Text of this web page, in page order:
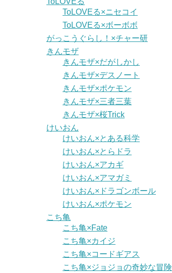
ToLOVEる×ニセコイ
ToLOVEる×ボーボボ
がっこうぐらし！×チャー研
きんモザ
きんモザ×だがしかし
きんモザ×デスノート
きんモザ×ポケモン
きんモザ×三者三葉
きんモザ×桜Trick
けいおん
けいおん×とある科学
けいおん×とらドラ
けいおん×アカギ
けいおん×アマガミ
けいおん×ドラゴンボール
けいおん×ポケモン
こち亀
こち亀×Fate
こち亀×カイジ
こち亀×コードギアス
こち亀×ジョジョの奇妙な冒険